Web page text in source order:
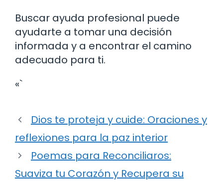
Buscar ayuda profesional puede
ayudarte a tomar una decisión
informada y a encontrar el camino
adecuado para ti.
«`
Dios te proteja y cuide: Oraciones y
reflexiones para la paz interior
Poemas para Reconciliaros:
Suaviza tu Corazón y Recupera su